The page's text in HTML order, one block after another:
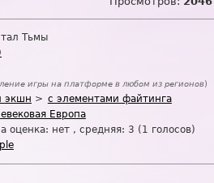
Тьмы
игры на платформе в любом из регионов)
экшн
с элементами файтинга
Европа
оценка: нет , средняя: 3 ( 1 голосов)